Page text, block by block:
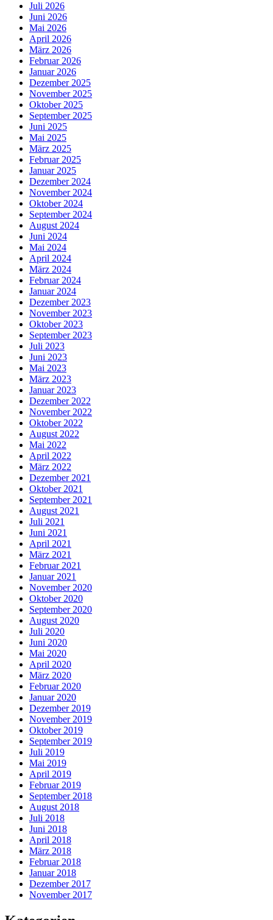
Juli 2026
Juni 2026
Mai 2026
April 2026
März 2026
Februar 2026
Januar 2026
Dezember 2025
November 2025
Oktober 2025
September 2025
Juni 2025
Mai 2025
März 2025
Februar 2025
Januar 2025
Dezember 2024
November 2024
Oktober 2024
September 2024
August 2024
Juni 2024
Mai 2024
April 2024
März 2024
Februar 2024
Januar 2024
Dezember 2023
November 2023
Oktober 2023
September 2023
Juli 2023
Juni 2023
Mai 2023
März 2023
Januar 2023
Dezember 2022
November 2022
Oktober 2022
August 2022
Mai 2022
April 2022
März 2022
Dezember 2021
Oktober 2021
September 2021
August 2021
Juli 2021
Juni 2021
April 2021
März 2021
Februar 2021
Januar 2021
November 2020
Oktober 2020
September 2020
August 2020
Juli 2020
Juni 2020
Mai 2020
April 2020
März 2020
Februar 2020
Januar 2020
Dezember 2019
November 2019
Oktober 2019
September 2019
Juli 2019
Mai 2019
April 2019
Februar 2019
September 2018
August 2018
Juli 2018
Juni 2018
April 2018
März 2018
Februar 2018
Januar 2018
Dezember 2017
November 2017